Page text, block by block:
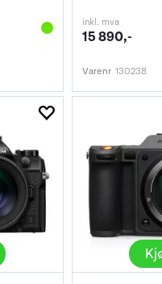
inkl. mva
15 890,-
Varenr 130238